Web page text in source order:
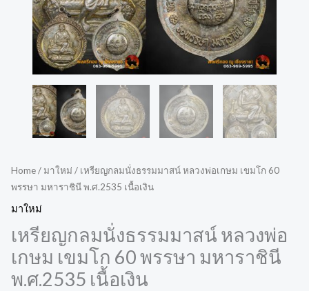
Home/ มาใหม่ / เหรียญกลมนั่งธรรมมาสน์ หลวงพ่อเกษม เขมโก 60
พรรษา มหาราชินี พ.ศ.2535 เนื้อเงิน
มาใหม่
เหรียญกลมนั่งธรรมมาสน์ หลวงพ่อ
เกษม เขมโก 60 พรรษา มหาราชินี
พ.ศ.2535 เนื้อเงิน